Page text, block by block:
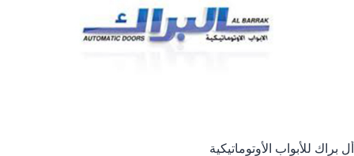
أل براك للأبواب الأوتوماتيكية